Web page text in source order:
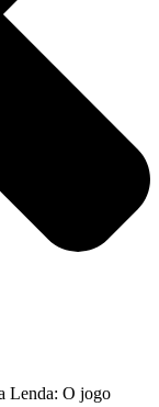
Lenda: O jogo